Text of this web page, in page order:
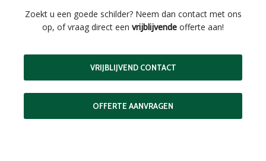
Zoekt u een goede schilder? Neem dan contact met ons
op, of vraag direct een vrijblijvende offerte aan!
VRIJBLIJVEND CONTACT
OFFERTE AANVRAGEN